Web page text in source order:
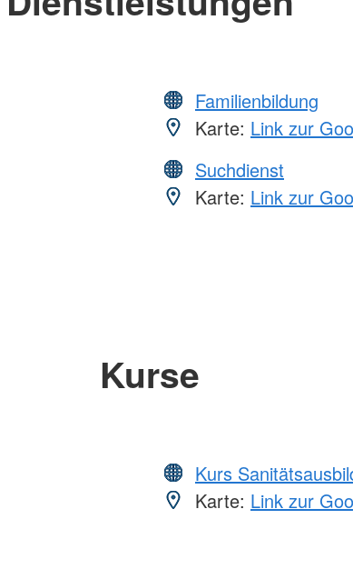
Familienbildung
Karte: Link zur
Suchdienst
Karte: Link zur
Kurse
Kurs
Karte: Link zur